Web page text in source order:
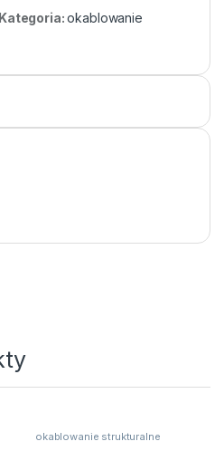
Kategoria:okablowanie
okablowanie strukturalne